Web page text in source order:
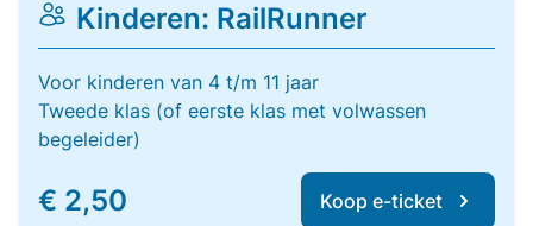
Kinderen: RailRunner
Voor kinderen van 4 t/m 11 jaar
Tweede klas (of eerste klas met volwassen
begeleider)
€ 2,50 Koop e-ticket